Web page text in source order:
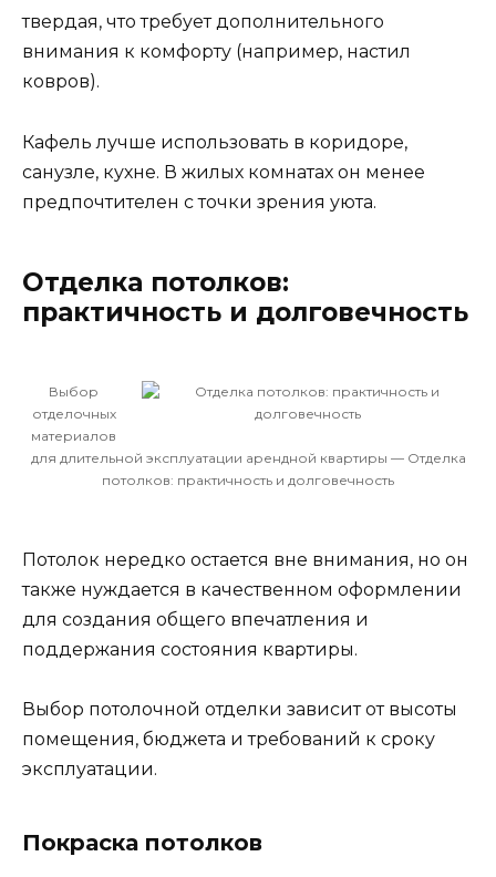
твердая, что требует дополнительного
внимания к комфорту (например, настил
ковров).
Кафель лучше использовать в коридоре,
санузле, кухне. В жилых комнатах он менее
предпочтителен с точки зрения уюта.
Отделка потолков:
практичность и долговечность
Выбор
отделочных
материалов
для длительной эксплуатации арендной квартиры — Отделка
потолков: практичность и долговечность
Потолок нередко остается вне внимания, но он
также нуждается в качественном оформлении
для создания общего впечатления и
поддержания состояния квартиры.
Выбор потолочной отделки зависит от высоты
помещения, бюджета и требований к сроку
эксплуатации.
Покраска потолков